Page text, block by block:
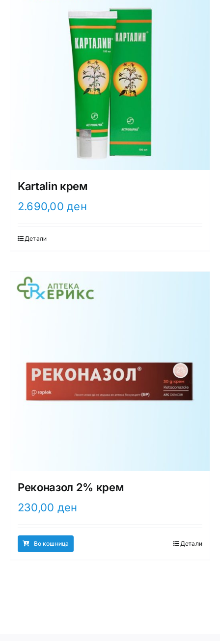
Kartalin крем
2.690,00ден
Детали
Реконазол 2% крем
230,00 ден
Во кошница Детали